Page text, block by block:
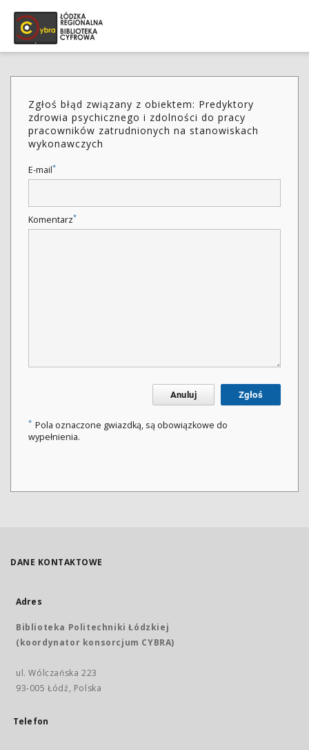
Zgłoś błąd związany z obiektem: Predyktory
zdrowia psychicznego i zdolności do pracy
pracowników zatrudnionych na stanowiskach
wykonawczych
E-mail*
Komentarz*
Anuluj Zgłoś
* Pola oznaczone gwiazdką, są obowiązkowe do
wypełnienia.
DANE KONTAKTOWE
Adres
Biblioteka Politechniki Łódzkiej
(koordynator konsorcjum CYBRA)
ul. Wólczańska 223
93-005 Łódź, Polska
Telefon